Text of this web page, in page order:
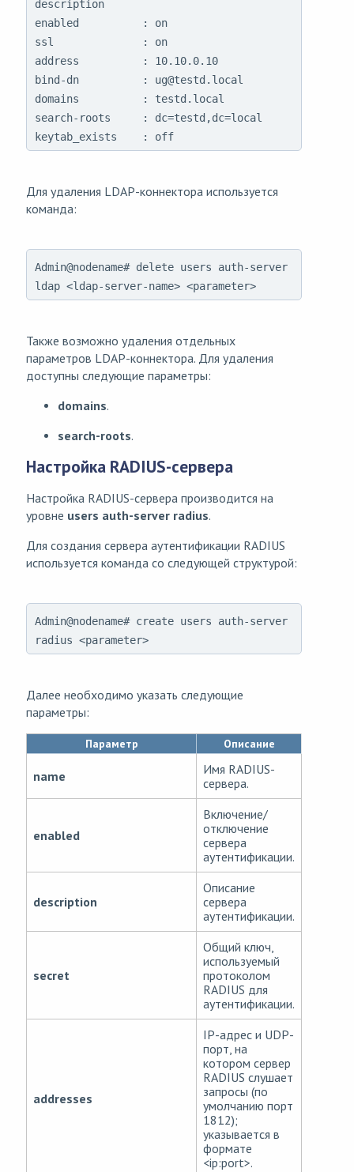
description
enabled          : on
ssl              : on
address          : 10.10.0.10
bind-dn          : ug@testd.local
domains          : testd.local
search-roots     : dc=testd,dc=local
keytab_exists    : off
Для удаления LDAP-коннектора используется
команда:
Admin@nodename# delete users auth-server
ldap <ldap-server-name> <parameter>
Также возможно удаления отдельных
параметров LDAP-коннектора. Для удаления
доступны следующие параметры:
domains.
search-roots.
Настройка RADIUS-сервера
Настройка RADIUS-сервера производится на
уровне users auth-server radius.
Для создания сервера аутентификации RADIUS
используется команда со следующей структурой:
Admin@nodename# create users auth-server
radius <parameter>
Далее необходимо указать следующие
параметры:
Параметр Описание
name
Имя RADIUS-
сервера.
enabled
Включение/
отключение
сервера
аутентификации.
description
Описание
сервера
аутентификации.
secret
Общий ключ,
используемый
протоколом
RADIUS для
аутентификации.
addresses
IP-адрес и UDP-
порт, на
котором сервер
RADIUS слушает
запросы (по
умолчанию порт
1812);
указывается в
формате
<ip:port>.